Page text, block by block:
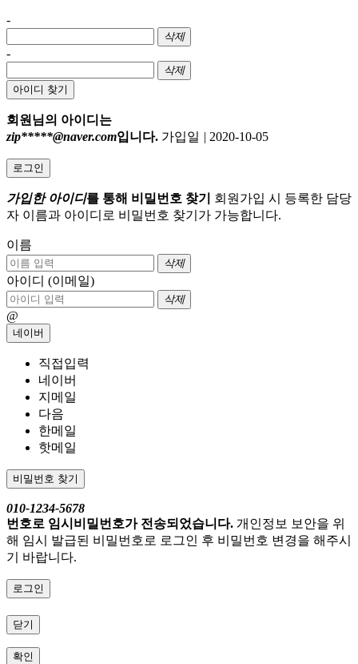
-
삭제
-
삭제
아이디 찾기
회원님의 아이디는
zip*****@naver.com입니다. 가입일 | 2020-10-05
로그인
가입한 아이디를 통해 비밀번호 찾기
회원가입 시 등록한 담당
자 이름과 아이디로 비밀번호 찾기가 가능합니다.
이름
삭제
아이디 (이메일)
삭제
@
네이버
직접입력
네이버
지메일
다음
한메일
핫메일
비밀번호 찾기
010-1234-5678
번호로 임시비밀번호가 전송되었습니다. 개인정보 보안을 위
해 임시 발급된 비밀번호로 로그인 후 비밀번호 변경을 해주시
기 바랍니다.
로그인
닫기
확인